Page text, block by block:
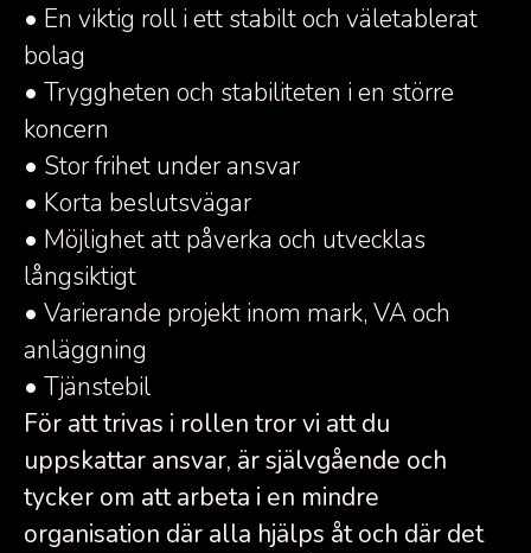
• En viktig roll i ett stabilt och väletablerat
bolag
• Tryggheten och stabiliteten i en större
koncern
• Stor frihet under ansvar
• Korta beslutsvägar
• Möjlighet att påverka och utvecklas
långsiktigt
• Varierande projekt inom mark, VA och
anläggning
• Tjänstebil
För att trivas i rollen tror vi att du
uppskattar ansvar, är självgående och
tycker om att arbeta i en mindre
organisation där alla hjälps åt och där det